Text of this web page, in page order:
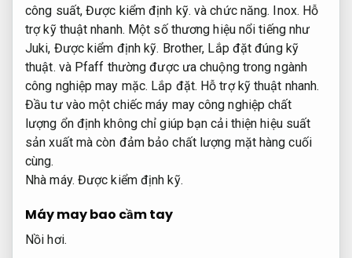
công suất,Được kiểm định kỹ. và chức năng. Inox. Hỗ
trợ kỹ thuật nhanh. Một số thương hiệu nổi tiếng như
Juki, Được kiểm định kỹ. Brother, Lắp đặt đúng kỹ
thuật. và Pfaff thường được ưa chuộng trong ngành
công nghiệp may mặc. Lắp đặt. Hỗ trợ kỹ thuật nhanh.
Đầu tư vào một chiếc máy may công nghiệp chất
lượng ổn định không chỉ giúp bạn cải thiện hiệu suất
sản xuất mà còn đảm bảo chất lượng mặt hàng cuối
cùng.
Nhà máy. Được kiểm định kỹ.
Máy may bao cầm tay
Nồi hơi.